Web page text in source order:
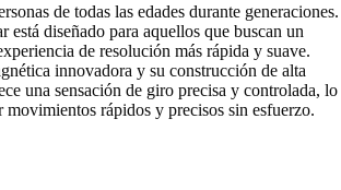
de todas las edades durante generaciones.
está diseñado para aquellos que buscan un
de resolución más rápida y suave.
innovadora y su construcción de alta
una sensación de giro precisa y controlada, lo
movimientos rápidos y precisos sin esfuerzo.